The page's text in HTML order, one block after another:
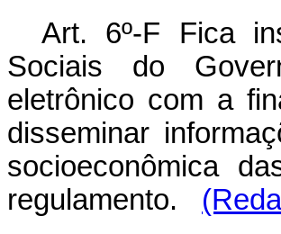
Art. 6º-F Fica
Sociais do
eletrônico com a
disseminar
socioeconômica
regulamento.